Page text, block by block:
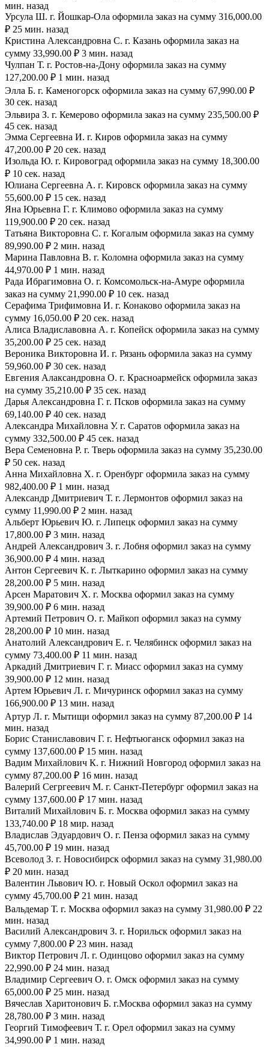
мин. назад
Урсула Ш. г. Йошкар-Ола оформила заказ на сумму 316,000.00
₽ 25 мин. назад
Кристина Александровна С. г. Казань оформила заказ на
сумму 33,990.00 ₽ 3 мин. назад
Чулпан Т. г. Ростов-на-Дону оформила заказ на сумму
127,200.00 ₽ 1 мин. назад
Элла Б. г. Каменогорск оформила заказ на сумму 67,990.00 ₽
30 сек. назад
Эльвира З. г. Кемерово оформила заказ на сумму 235,500.00 ₽
45 сек. назад
Эмма Сергеевна И. г. Киров оформила заказ на сумму
47,200.00 ₽ 20 сек. назад
Изольда Ю. г. Кировоград оформила заказ на сумму 18,300.00
₽ 10 сек. назад
Юлиана Сергеевна А. г. Кировск оформила заказ на сумму
55,600.00 ₽ 15 сек. назад
Яна Юрьевна Г. г. Климово оформила заказ на сумму
119,900.00 ₽ 20 сек. назад
Татьяна Викторовна С. г. Когалым оформила заказ на сумму
89,990.00 ₽ 2 мин. назад
Марина Павловна В. г. Коломна оформила заказ на сумму
44,970.00 ₽ 1 мин. назад
Рада Ибрагимовна О. г. Комсомольск-на-Амуре оформила
заказ на сумму 21,990.00 ₽ 10 сек. назад
Серафима Трифимовна И. г. Конаково оформила заказ на
сумму 16,050.00 ₽ 20 сек. назад
Алиса Владиславовна А. г. Копейск оформила заказ на сумму
35,200.00 ₽ 25 сек. назад
Вероника Викторовна И. г. Рязань оформила заказ на сумму
59,960.00 ₽ 30 сек. назад
Евгения Алаксандровна О. г. Красноармейск оформила заказ
на сумму 35,210.00 ₽ 35 сек. назад
Дарья Александровна Г. г. Псков оформила заказ на сумму
69,140.00 ₽ 40 сек. назад
Александра Михайловна У. г. Саратов оформила заказ на
сумму 332,500.00 ₽ 45 сек. назад
Вера Семеновна Р. г. Тверь оформила заказ на сумму 35,230.00
₽ 50 сек. назад
Анна Михайловна Х. г. Оренбург оформила заказ на сумму
982,400.00 ₽ 1 мин. назад
Александр Дмитриевич Т. г. Лермонтов оформил заказ на
сумму 11,990.00 ₽ 2 мин. назад
Альберт Юрьевич Ю. г. Липецк оформил заказ на сумму
17,800.00 ₽ 3 мин. назад
Андрей Александрович З. г. Лобня оформил заказ на сумму
36,900.00 ₽ 4 мин. назад
Антон Сергеевич К. г. Лыткарино оформил заказ на сумму
28,200.00 ₽ 5 мин. назад
Арсен Маратович Х. г. Москва оформил заказ на сумму
39,900.00 ₽ 6 мин. назад
Артемий Петрович О. г. Майкоп оформил заказ на сумму
28,200.00 ₽ 10 мин. назад
Анатолий Александрович Е. г. Челябинск оформил заказ на
сумму 73,400.00 ₽ 11 мин. назад
Аркадий Дмитриевич Г. г. Миасс оформил заказ на сумму
39,900.00 ₽ 12 мин. назад
Артем Юрьевич Л. г. Мичуринск оформил заказ на сумму
166,900.00 ₽ 13 мин. назад
Артур Л. г. Мытищи оформил заказ на сумму 87,200.00 ₽ 14
мин. назад
Борис Станиславович Г. г. Нефтьюганск оформил заказ на
сумму 137,600.00 ₽ 15 мин. назад
Вадим Михайлович К. г. Нижний Новгород оформил заказ на
сумму 87,200.00 ₽ 16 мин. назад
Валерий Сегргеевич М. г. Санкт-Петербург оформил заказ на
сумму 137,600.00 ₽ 17 мин. назад
Виталий Михайлович Б. г. Москва оформил заказ на сумму
133,740.00 ₽ 18 мир. назад
Владислав Эдуардович О. г. Пенза оформил заказ на сумму
45,700.00 ₽ 19 мин. назад
Всеволод З. г. Новосибирск оформил заказ на сумму 31,980.00
₽ 20 мин. назад
Валентин Львович Ю. г. Новый Оскол оформил заказ на
сумму 45,700.00 ₽ 21 мин. назад
Вальдемар Т. г. Москва оформил заказ на сумму 31,980.00 ₽ 22
мин. назад
Василий Александрович З. г. Норильск оформил заказ на
сумму 7,800.00 ₽ 23 мин. назад
Виктор Петрович Л. г. Одинцово оформил заказ на сумму
22,990.00 ₽ 24 мин. назад
Владимир Сергеевич О. г. Омск оформил заказ на сумму
65,000.00 ₽ 25 мин. назад
Вячеслав Харитонович Б. г.Москва оформил заказ на сумму
28,780.00 ₽ 3 мин. назад
Георгий Тимофеевич Т. г. Орел оформил заказ на сумму
34,990.00 ₽ 1 мин. назад